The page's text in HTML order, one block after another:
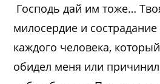
Господь дай им тоже…
милосердие и
каждого человека,
обидел меня или